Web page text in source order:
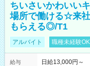
ちいさいかわいい
場所で働ける☆来
もらえる◎/T1
アルバイト 職種未経験OK
給与
日給13,000円～